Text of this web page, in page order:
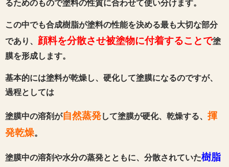
るためのもので塗料の性質に合わせて使い分けます。
この中でも合成樹脂が塗料の性能を決める最も大切な部分
であり、 顔料を分散させ被塗物に付着することで塗
膜を形成します。
基本的には塗料が乾燥し、硬化して塗膜になるのですが、
過程としては
塗膜中の溶剤が自然蒸発して塗膜が硬化、乾燥する、 揮
発乾燥。
塗膜中の溶剤や水分の蒸発とともに、 分散されていた樹脂